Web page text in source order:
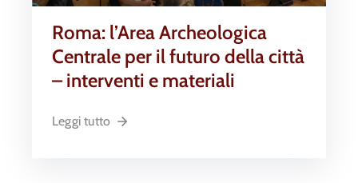
Roma: l’Area Archeologica
Centrale per il futuro della città
– interventi e materiali
Leggi tutto